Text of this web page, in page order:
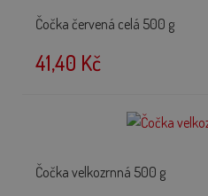
Čočka červená celá 500 g
41,40 Kč
Čočka velkozrnná 500 g